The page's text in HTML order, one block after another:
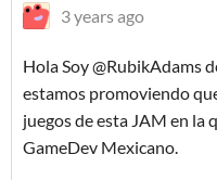
3 years ago
Hola Soy @RubikAdams
estamos promoviendo
juegos de esta JAM en la
GameDev Mexicano.